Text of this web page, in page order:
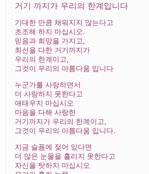
거기 까지가 우리의 한계입니다
기대한 만큼 채워지지 않는다고
초조해 하지 마십시오.
믿음과 희망을 가지고,
최선을 다한 거기까지가
우리의 한계이고,
그것이 우리의 아름다움 입니다
누군가를 사랑하면서
더 사랑하지 못한다고
애태우지 마십시오
마음을 다해 사랑한
거기까지가 우리의 한계이고,
그것이 우리의 아름다움 입니다.
지금 슬픔에 젖어 있다면
더 많은 눈물을 흘리지 못한다고
자신을 탓하지 마십시오